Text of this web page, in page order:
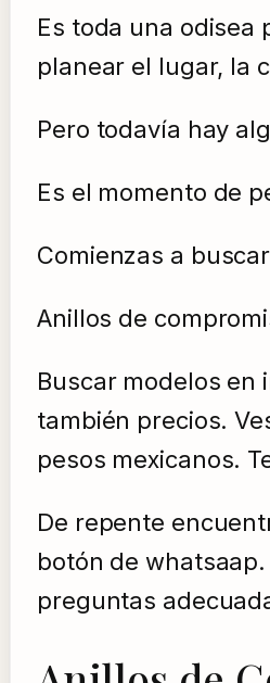
Es toda una odisea
planear el lugar, la
Pero todavía hay
Es el momento de
Comienzas a
Anillos de
Buscar modelos en
también precios.
pesos mexicanos.
De repente
botón de
preguntas